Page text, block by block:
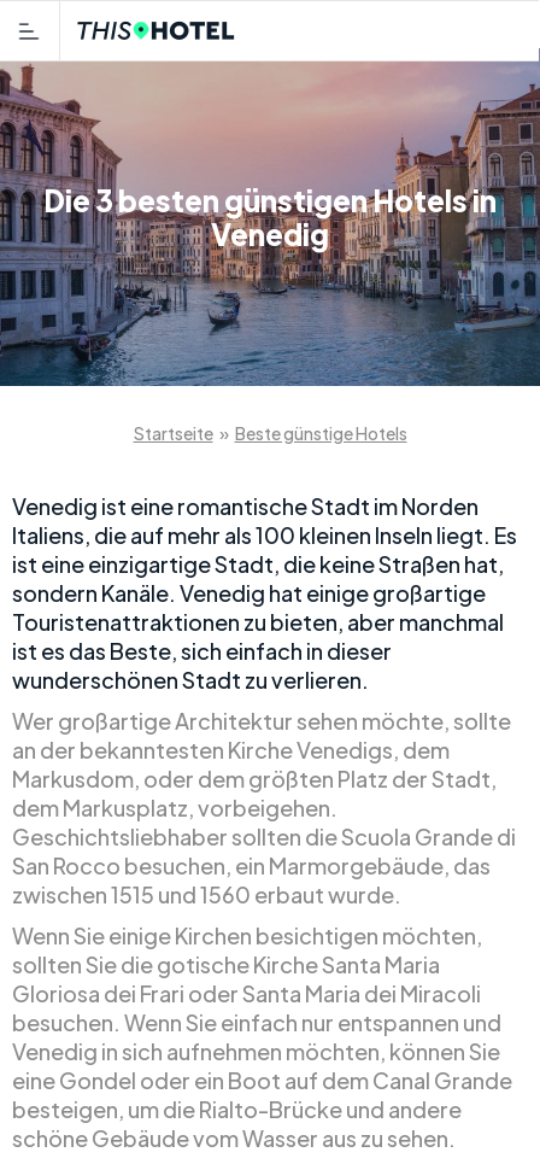
Die 3 besten günstigen Hotels in
Venedig
Startseite » Beste günstige Hotels
Venedig ist eine romantische Stadt im Norden
Italiens, die auf mehr als 100 kleinen Inseln liegt. Es
ist eine einzigartige Stadt, die keine Straßen hat,
sondern Kanäle. Venedig hat einige großartige
Touristenattraktionen zu bieten, aber manchmal
ist es das Beste, sich einfach in dieser
wunderschönen Stadt zu verlieren.
Wer großartige Architektur sehen möchte, sollte
an der bekanntesten Kirche Venedigs, dem
Markusdom, oder dem größten Platz der Stadt,
dem Markusplatz, vorbeigehen.
Geschichtsliebhaber sollten die Scuola Grande di
San Rocco besuchen, ein Marmorgebäude, das
zwischen 1515 und 1560 erbaut wurde.
Wenn Sie einige Kirchen besichtigen möchten,
sollten Sie die gotische Kirche Santa Maria
Gloriosa dei Frari oder Santa Maria dei Miracoli
besuchen. Wenn Sie einfach nur entspannen und
Venedig in sich aufnehmen möchten, können Sie
eine Gondel oder ein Boot auf dem Canal Grande
besteigen, um die Rialto-Brücke und andere
schöne Gebäude vom Wasser aus zu sehen.